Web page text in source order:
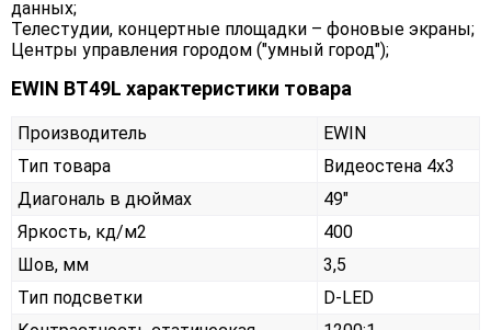
данных;
Телестудии, концертные площадки – фоновые экраны;
Центры управления городом ("умный город");
EWIN BT49L характеристики товара
Производитель
EWIN
Тип товара
Видеостена 4х3
Диагональ в дюймах
49"
Яркость, кд/м2
400
Шов, мм
3,5
Тип подсветки
D-LED